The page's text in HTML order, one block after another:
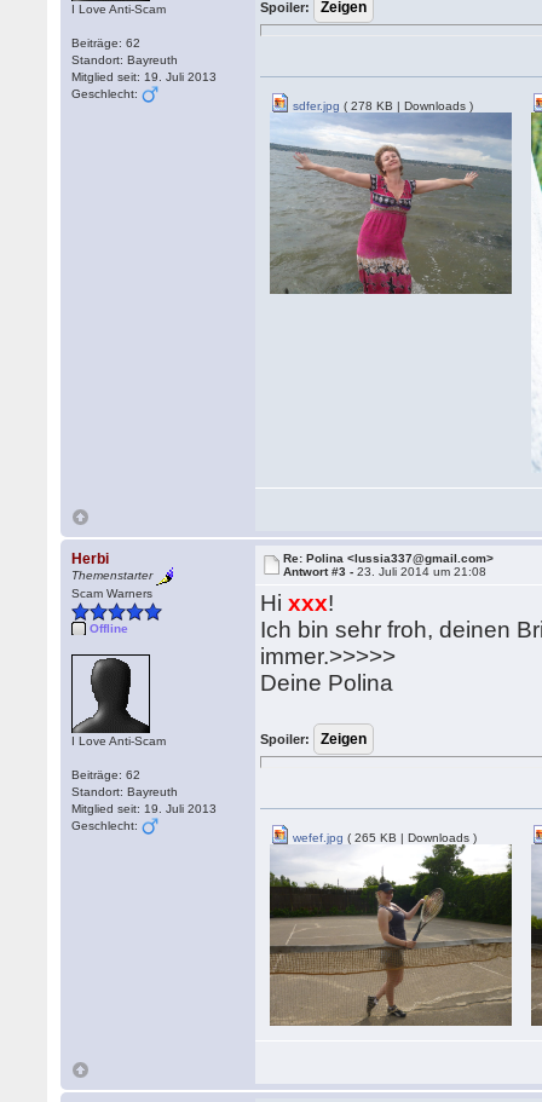
I Love Anti-Scam
Beiträge: 62
Standort: Bayreuth
Mitglied seit: 19. Juli 2013
Geschlecht:
Spoiler:
sdfer.jpg ( 278 KB | Downloads )
Herbi
Themenstarter
Scam Warners
Offline
I Love Anti-Scam
Beiträge: 62
Standort: Bayreuth
Mitglied seit: 19. Juli 2013
Geschlecht:
Re: Polina <lussia337@gmail.com>
Antwort #3 -23. Juli 2014 um 21:08
Hixxx!
Ich bin sehr froh, deinen
immer.>>>>>
Deine Polina
Spoiler:
wefef.jpg ( 265 KB | Downloads )